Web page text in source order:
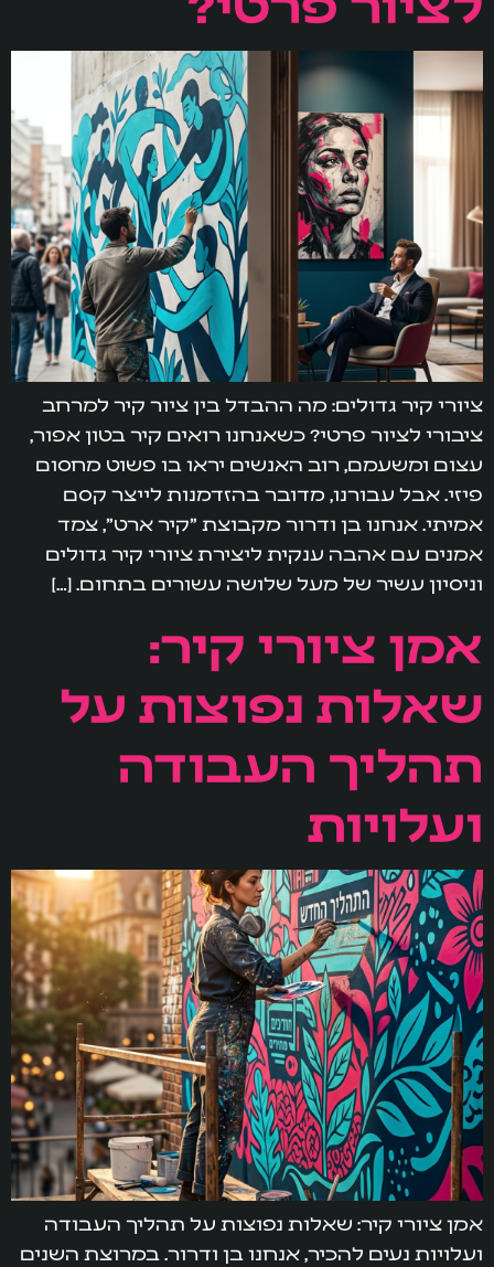
ציורי קיר גדולים: מה ההבדל בין ציור קיר למרחב
ציבורי לציור פרטי? כשאנחנו רואים קיר בטון אפור,
עצום ומשעמם, רוב האנשים יראו בו פשוט מחסום
פיזי. אבל עבורנו, מדובר בהזדמנות לייצר קסם
אמיתי. אנחנו בן ודרור מקבוצת "קיר ארט", צמד
אמנים עם אהבה ענקית ליצירת ציורי קיר גדולים
וניסיון עשיר של מעל שלושה עשורים בתחום. […]
אמן ציורי קיר:
שאלות נפוצות על
תהליך העבודה
ועלויות
אמן ציורי קיר: שאלות נפוצות על תהליך העבודה
ועלויות נעים להכיר, אנחנו בן ודרור. במרוצת השנים